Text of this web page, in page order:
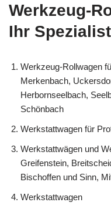
Werkzeug-
Ihr
Werkzeug-Rollwagen
Merkenbach,
Herbornseelbach,
Schönbach
Werkstattwagen für
Werkstattwägen und
Greifenstein,
Bischoffen und Sinn,
Werkstattwagen